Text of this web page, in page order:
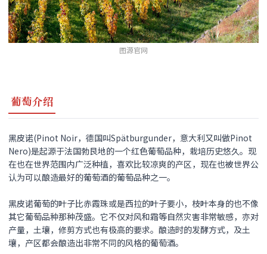
图源官网
葡萄介绍
黑皮诺(Pinot Noir，德国叫Spätburgunder，意大利又叫做Pinot
Nero)是起源于法国勃艮地的一个红色葡萄品种，栽培历史悠久。现
在也在世界范围内广泛种植，喜欢比较凉爽的产区，现在也被世界公
认为可以酿造最好的葡萄酒的葡萄品种之一。
黑皮诺葡萄的叶子比赤霞珠或是西拉的叶子要小，枝叶本身的也不像
其它葡萄品种那种茂盛。它不仅对风和霜等自然灾害非常敏感，亦对
产量，土壤，修剪方式也有极高的要求。酿造时的发酵方式，及土
壤，产区都会酿造出非常不同的风格的葡萄酒。